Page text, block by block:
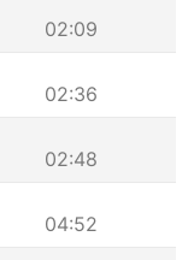
02:09
02:36
02:48
04:52